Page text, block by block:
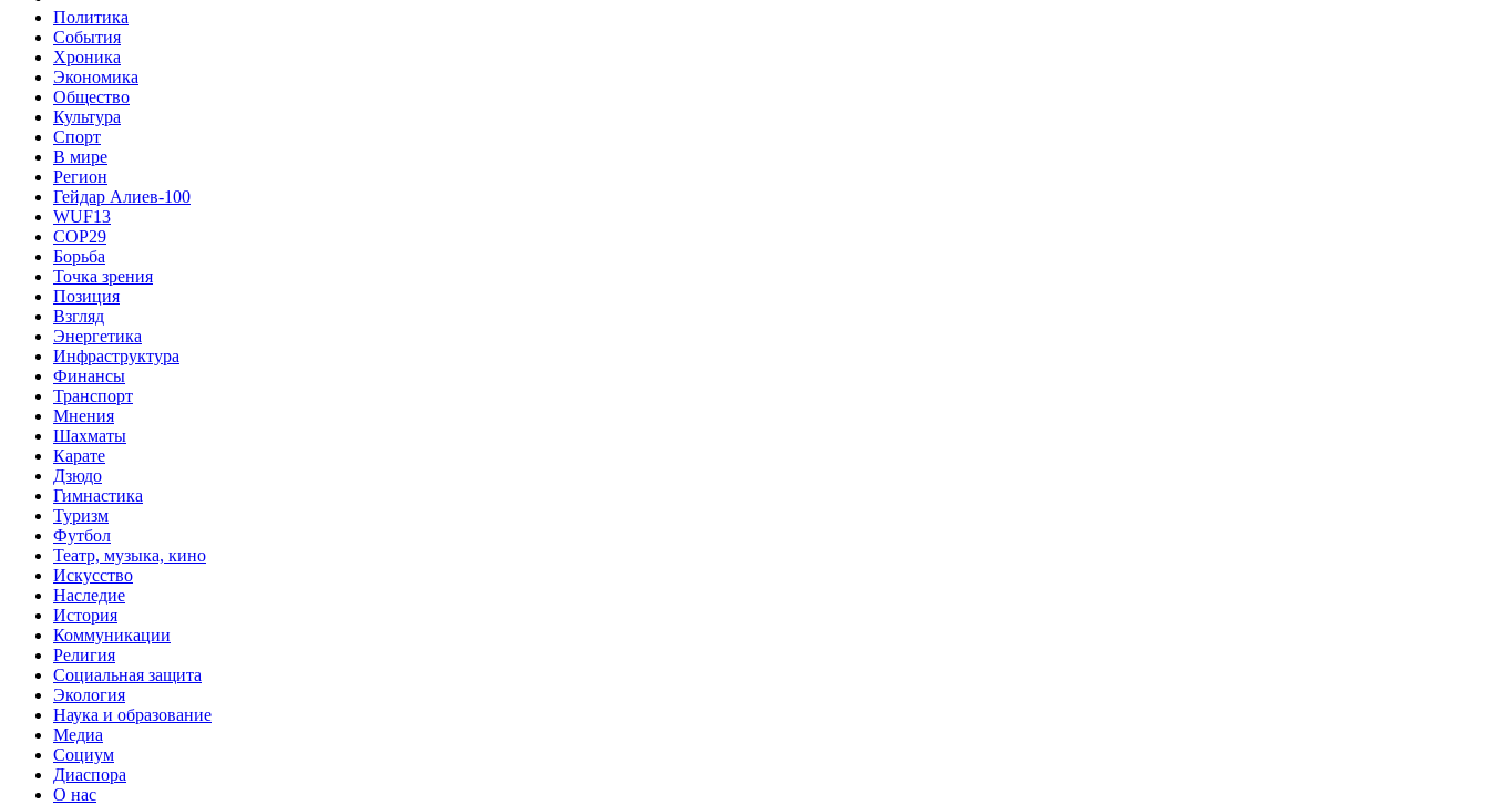
Политика
События
Хроника
Экономика
Общество
Культура
Спорт
В мире
Регион
Гейдар Алиев-100
WUF13
COP29
Борьба
Точка зрения
Позиция
Взгляд
Энергетика
Инфраструктура
Финансы
Транспорт
Мнения
Шахматы
Карате
Дзюдо
Гимнастика
Туризм
Футбол
Театр, музыка, кино
Искусство
Наследие
История
Коммуникации
Религия
Социальная защита
Экология
Наука и образование
Медиа
Социум
Диаспора
О нас